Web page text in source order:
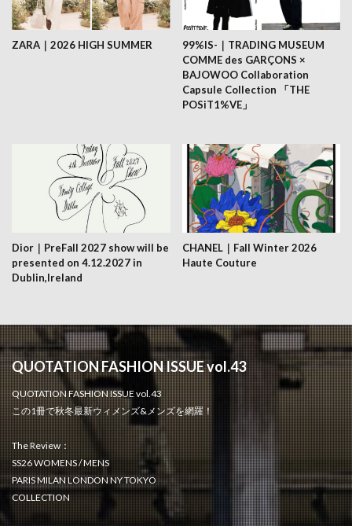
ZARA｜2026 HIGH SUMMER
99%IS-｜TRADING MUSEUM
COMME des GARÇONS ×
BAJOWOO Collaboration
Capsule Collection 「THE
POSiT1%VE」
Dior｜PreFall 2027 show will be
presented on 4.12.2027 in
Dublin,Ireland
CHANEL｜Fall Winter 2026
Haute Couture
QUOTATION FASHION ISSUE vol.43
QUOTATION FASHION ISSUE vol.43
この1冊で秋冬最新ウィメンズ&メンズを網羅！
The Review：
SS26 WOMENS / MENS
PARIS MILAN LONDON NY TOKYO
COLLECTION